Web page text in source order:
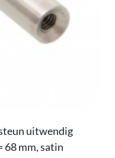
uitwendig
68 mm, satin